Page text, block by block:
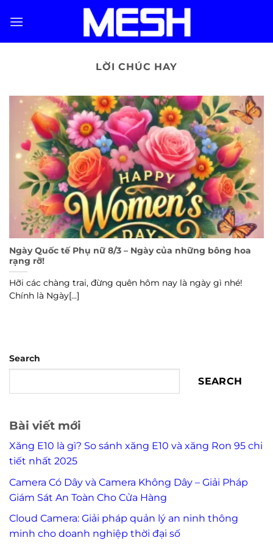
LỜI CHÚC HAY
Ngày Quốc tế Phụ nữ 8/3 – Ngày của những bông hoa
rạng rỡ!
Hỡi các chàng trai, đừng quên hôm nay là ngày gì nhé!
Chính là Ngày[...]
Search
SEARCH
Bài viết mới
Xăng E10 là gì? So sánh xăng E10 và xăng Ron 95 chi
tiết nhất 2025
Camera Có Dây và Camera Không Dây – Giải Pháp
Giám Sát An Toàn Cho Cửa Hàng
Cloud Camera: Giải pháp quản lý an ninh thông
minh cho doanh nghiệp thời đại số